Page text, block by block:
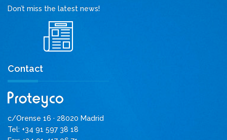
Don’t miss the latest news!
Contact
c/Orense 16 · 28020 Madrid
Tel: +34 91 597 38 18